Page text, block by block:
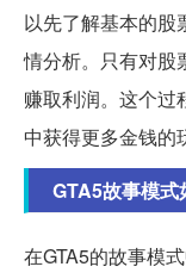
以先了解基本的股
情分析。只有对股
赚取利润。这个过
中获得更多金钱的
GTA5故事模
在GTA5的故事模